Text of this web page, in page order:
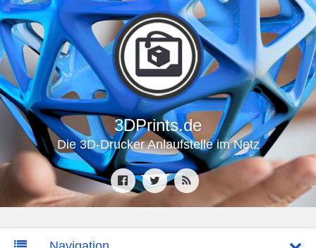
3DPrints.de
Die 3D-Drucker Anlaufstelle im Netz